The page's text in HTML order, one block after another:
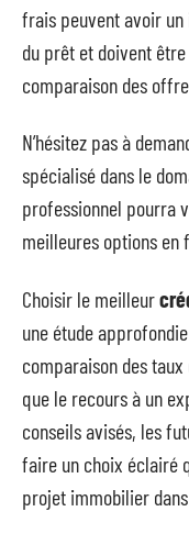
frais peuvent avoir
du prêt et doivent
comparaison des
N’hésitez pas à
spécialisé dans le
professionnel pourra
meilleures options en
Choisir le meilleur
une étude
comparaison des
que le recours à un
conseils avisés, les
faire un choix éclairé
projet immobilier dans